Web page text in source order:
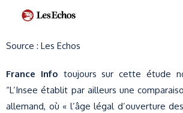
Source : Les Echos
France Info toujours sur cette étude
“L’Insee établit par ailleurs une
allemand, où « l’âge légal d’ouverture